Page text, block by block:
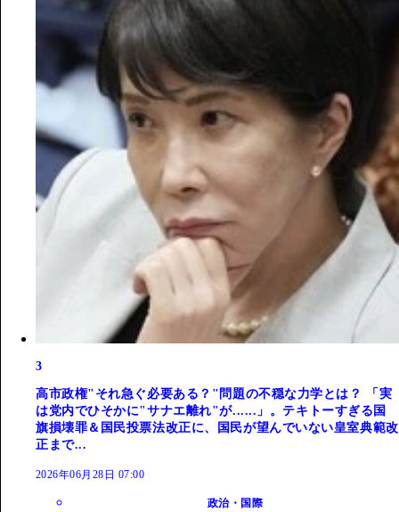
3
高市政権"それ急ぐ必要ある？"問題の不穏な力学とは？ 「実
は党内でひそかに"サナエ離れ"が......」。テキトーすぎる国
旗損壊罪＆国民投票法改正に、国民が望んでいない皇室典範改
正まで...
2026年06月28日 07:00
政治・国際